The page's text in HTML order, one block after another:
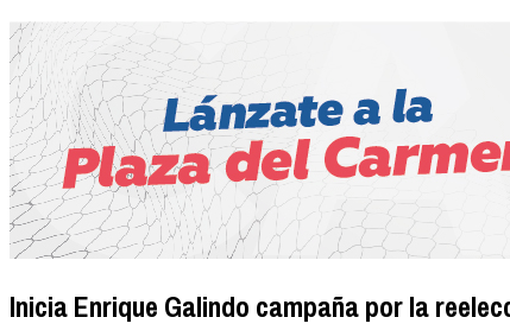
Inicia Enrique Galindo campaña por la